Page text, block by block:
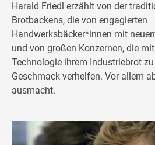
Harald Friedl erzählt von der
Brotbackens, die von engagierten
Handwerksbäcker*innen mit
und von großen Konzernen, die
Technologie ihrem Industriebrot
Geschmack verhelfen. Vor allem
ausmacht.